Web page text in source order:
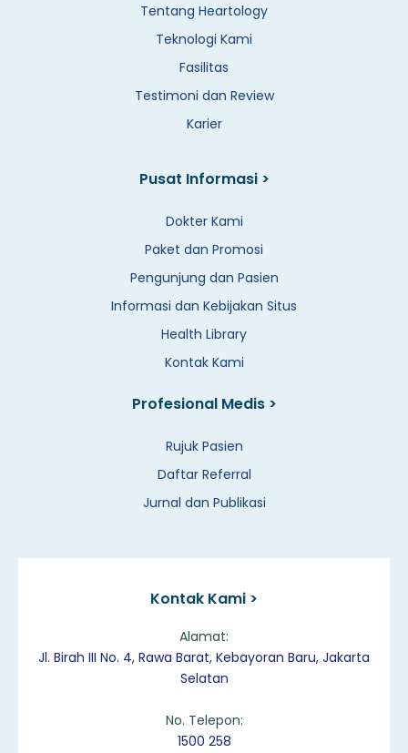
Tentang Heartology
Teknologi Kami
Fasilitas
Testimoni dan Review
Karier
Pusat Informasi >
Dokter Kami
Paket dan Promosi
Pengunjung dan Pasien
Informasi dan Kebijakan Situs
Health Library
Kontak Kami
Profesional Medis >
Rujuk Pasien
Daftar Referral
Jurnal dan Publikasi
Kontak Kami >
Alamat:
Jl. Birah III No. 4, Rawa Barat, Kebayoran Baru, Jakarta
Selatan
No. Telepon:
1500 258